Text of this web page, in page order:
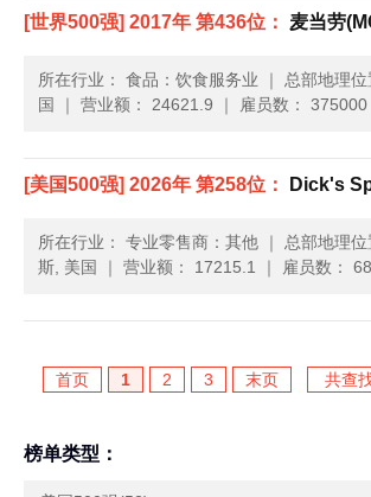
公司成立于1948年，总部位于伊利诺伊州的欧
[世界500强] 2017年 第436位： 麦当劳
所在行业： 食品：饮食服务业 ｜ 总部地理
国
｜ 营业额： 24621.9 ｜ 雇员数： 375000
[美国500强] 2026年 第258位： Dick's
所在行业： 专业零售商：其他 ｜ 总部地理位
斯, 美国
｜ 营业额： 17215.1 ｜ 雇员数：
首页 1 2 3 末页 共查
榜单类型：